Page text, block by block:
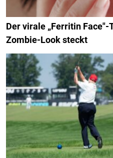
Der virale „Ferritin Face"-
Zombie-Look steckt